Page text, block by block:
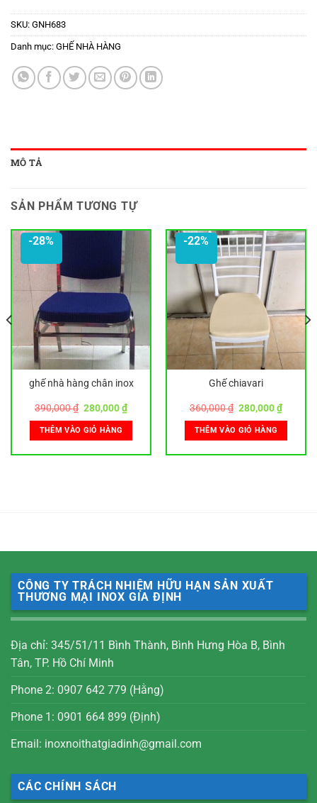
SKU: GNH683
Danh mục: GHẾ NHÀ HÀNG
MÔ TẢ
SẢN PHẨM TƯƠNG TỰ
-28%
ghế nhà hàng chân inox
390,000₫ Giá
là:
390,000 ₫.
280,000₫Giá
hiện
280,000 ₫.
THÊM VÀO GIỎ HÀNG
-22%
Ghế chiavari
360,000₫ Giá
là:
360,000 ₫.
280,000₫Giá
hiện
THÊM VÀO GIỎ HÀNG
CÔNG TY TRÁCH NHIỆM HỮU HẠN SẢN XUẤT
THƯƠNG MẠI INOX GIA ĐỊNH
Địa chỉ: 345/51/11 Bình Thành, Bình Hưng Hòa B, Bình
Tân, TP. Hồ Chí Minh
Phone 2: 0907 642 779 (Hằng)
Phone 1: 0901 664 899 (Định)
Email: inoxnoithatgiadinh@gmail.com
CÁC CHÍNH SÁCH